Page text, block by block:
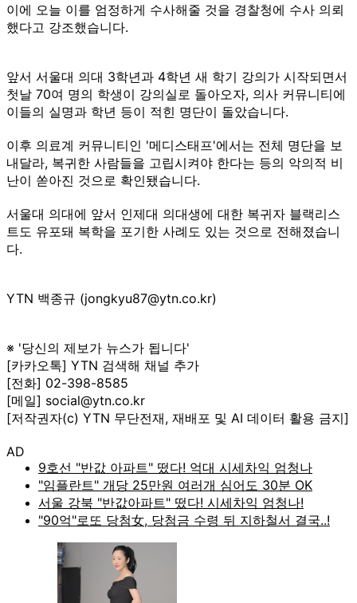
이에 오늘 이를 엄정하게 수사해줄 것을 경찰청에 수사 의뢰
했다고 강조했습니다.
앞서 서울대 의대 3학년과 4학년 새 학기 강의가 시작되면서
첫날 70여 명의 학생이 강의실로 돌아오자, 의사 커뮤니티에
이들의 실명과 학년 등이 적힌 명단이 돌았습니다.
이후 의료계 커뮤니티인 '메디스태프'에서는 전체 명단을 보
내달라, 복귀한 사람들을 고립시켜야 한다는 등의 악의적 비
난이 쏟아진 것으로 확인됐습니다.
서울대 의대에 앞서 인제대 의대생에 대한 복귀자 블랙리스
트도 유포돼 복학을 포기한 사례도 있는 것으로 전해졌습니
다.
YTN 백종규 (jongkyu87@ytn.co.kr)
※ '당신의 제보가 뉴스가 됩니다'
[카카오톡] YTN 검색해 채널 추가
[전화] 02-398-8585
[메일] social@ytn.co.kr
[저작권자(c) YTN 무단전재, 재배포 및 AI 데이터 활용 금지]
AD